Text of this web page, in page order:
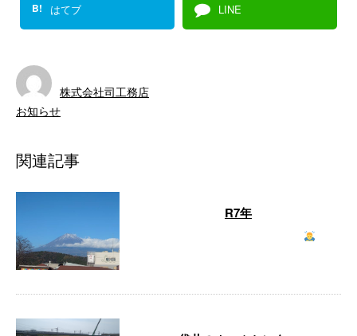
B! はてブ LINE
株式会社司工務店
お知らせ
関連記事
R7年